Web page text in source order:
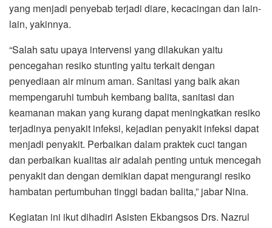
yang menjadi penyebab terjadi diare, kecacingan dan lain-
lain, yakinnya.
“Salah satu upaya intervensi yang dilakukan yaitu
pencegahan resiko stunting yaitu terkait dengan
penyediaan air minum aman. Sanitasi yang baik akan
mempengaruhi tumbuh kembang balita, sanitasi dan
keamanan makan yang kurang dapat meningkatkan resiko
terjadinya penyakit infeksi, kejadian penyakit infeksi dapat
menjadi penyakit. Perbaikan dalam praktek cuci tangan
dan perbaikan kualitas air adalah penting untuk mencegah
penyakit dan dengan demikian dapat mengurangi resiko
hambatan pertumbuhan tinggi badan balita,” jabar Nina.
Kegiatan ini ikut dihadiri Asisten Ekbangsos Drs. Nazrul